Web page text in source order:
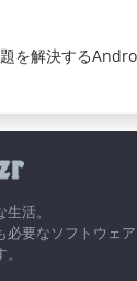
を解決する
活。
必要なソフトウェ